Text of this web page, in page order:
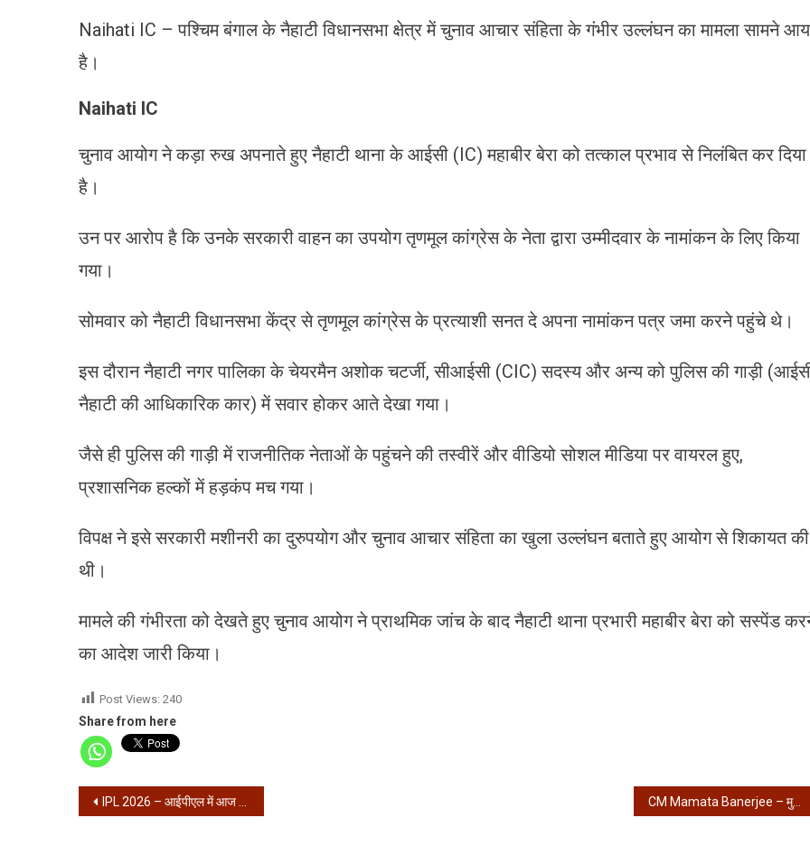
Naihati IC – पश्चिम बंगाल के नैहाटी विधानसभा क्षेत्र में चुनाव आचार संहिता के गंभीर उल्लंघन का मामला सामने
है।
Naihati IC
चुनाव आयोग ने कड़ा रुख अपनाते हुए नैहाटी थाना के आईसी (IC) महाबीर बेरा को तत्काल प्रभाव से निलंबित कर दिया
है।
उन पर आरोप है कि उनके सरकारी वाहन का उपयोग तृणमूल कांग्रेस के नेता द्वारा उम्मीदवार के नामांकन के लिए किया
गया।
सोमवार को नैहाटी विधानसभा केंद्र से तृणमूल कांग्रेस के प्रत्याशी सनत दे अपना नामांकन पत्र जमा करने पहुंचे थे।
इस दौरान नैहाटी नगर पालिका के चेयरमैन अशोक चटर्जी, सीआईसी (CIC) सदस्य और अन्य को पुलिस की गाड़ी
नैहाटी की आधिकारिक कार) में सवार होकर आते देखा गया।
जैसे ही पुलिस की गाड़ी में राजनीतिक नेताओं के पहुंचने की तस्वीरें और वीडियो सोशल मीडिया पर वायरल हुए,
प्रशासनिक हल्कों में हड़कंप मच गया।
विपक्ष ने इसे सरकारी मशीनरी का दुरुपयोग और चुनाव आचार संहिता का खुला उल्लंघन बताते हुए आयोग से शिकायत की
थी।
मामले की गंभीरता को देखते हुए चुनाव आयोग ने प्राथमिक जांच के बाद नैहाटी थाना प्रभारी महाबीर बेरा को सस्पेंड
का आदेश जारी किया।
Post Views: 240
Share from here
Post
IPL 2026 – आईपीएल में आज राजस्थान बनाम मुंबई CM Mamata Banerjee – मुख्यमंत्री ममता बनर्जी ने भरा नामांकन